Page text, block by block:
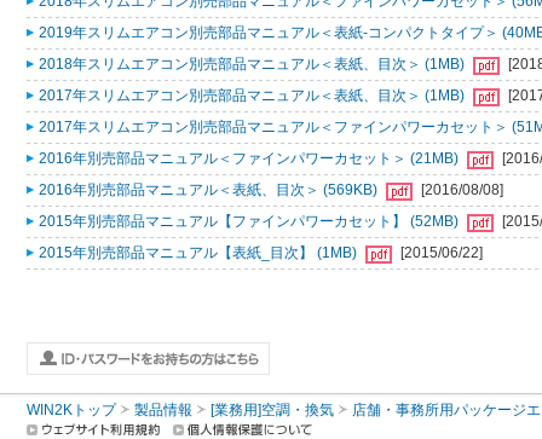
2019年スリムエアコン別売部品マニュアル＜表紙-コンパクトタイプ＞
2018年スリムエアコン別売部品マニュアル＜表紙、目次＞ (1MB)
2017年スリムエアコン別売部品マニュアル＜表紙、目次＞ (1MB)
2017年スリムエアコン別売部品マニュアル＜ファインパワーカセット＞
2016年別売部品マニュアル＜ファインパワーカセット＞ (21MB)
2016年別売部品マニュアル＜表紙、目次＞ (569KB)
[2016/08/08]
2015年別売部品マニュアル【ファインパワーカセット】 (52MB)
2015年別売部品マニュアル【表紙_目次】 (1MB)
[2015/06/22]
WIN2Kトップ 製品情報 [業務用]空調・換気 店舗・事務所用パッケージ